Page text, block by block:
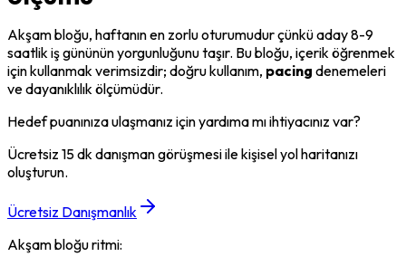
Akşam bloğu, haftanın en zorlu oturumudur çünkü aday 8-9
saatlik iş gününün yorgunluğunu taşır. Bu bloğu, içerik öğrenmek
için kullanmak verimsizdir; doğru kullanım, pacing denemeleri
ve dayanıklılık ölçümüdür.
Hedef puanınıza ulaşmanız için yardıma mı ihtiyacınız var?
Ücretsiz 15 dk danışman görüşmesi ile kişisel yol haritanızı
oluşturun.
Ücretsiz Danışmanlık
Akşam bloğu ritmi: